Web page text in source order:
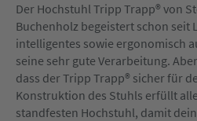
Der Hochstuhl Tripp Trapp® von
Buchenholz begeistert schon seit
intelligentes sowie ergonomisch
seine sehr gute Verarbeitung.
dass der Tripp Trapp® sicher für
Konstruktion des Stuhls erfüllt
standfesten Hochstuhl, damit